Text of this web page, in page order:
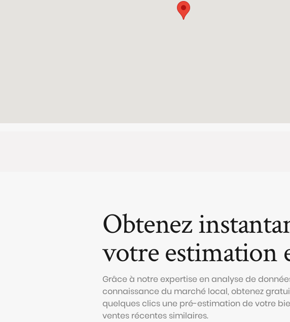
Obtenez
votre estimation
Grâce à notre expertise en analyse de
connaissance du marché local, obtenez
quelques clics une pré-estimation de votre
ventes récentes similaires.